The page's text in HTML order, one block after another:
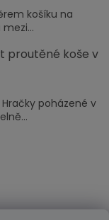
košíku na
proutěné koše v
poházené v